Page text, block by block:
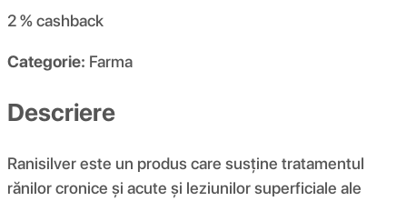
2 %cashback
Categorie: Farma
Descriere
Ranisilver este un produs care susține tratamentul
rănilor cronice și acute și leziunilor superficiale ale